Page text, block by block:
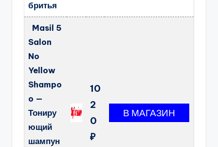
бритья
Masil 5
Salon
No
Yellow
Shampo
o —
Тониру
ющий
шампун
10
2
0
₽